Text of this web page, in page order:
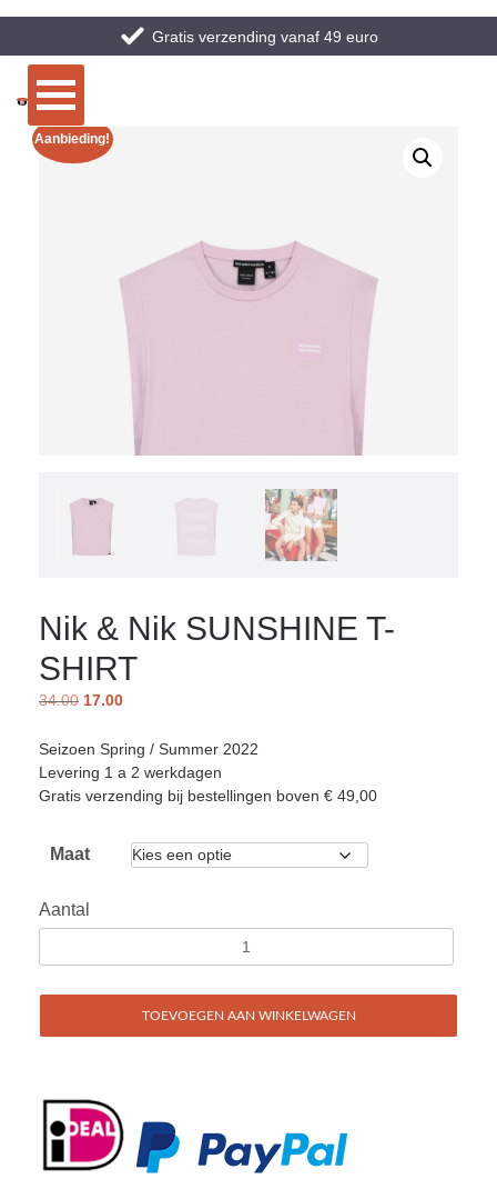
Gratis verzending vanaf 49 euro
Aanbieding!
Nik & Nik SUNSHINE T-
SHIRT
34.00 17.00
Seizoen Spring / Summer 2022
Levering 1 a 2 werkdagen
Gratis verzending bij bestellingen boven € 49,00
Maat
Aantal
TOEVOEGEN AAN WINKELWAGEN